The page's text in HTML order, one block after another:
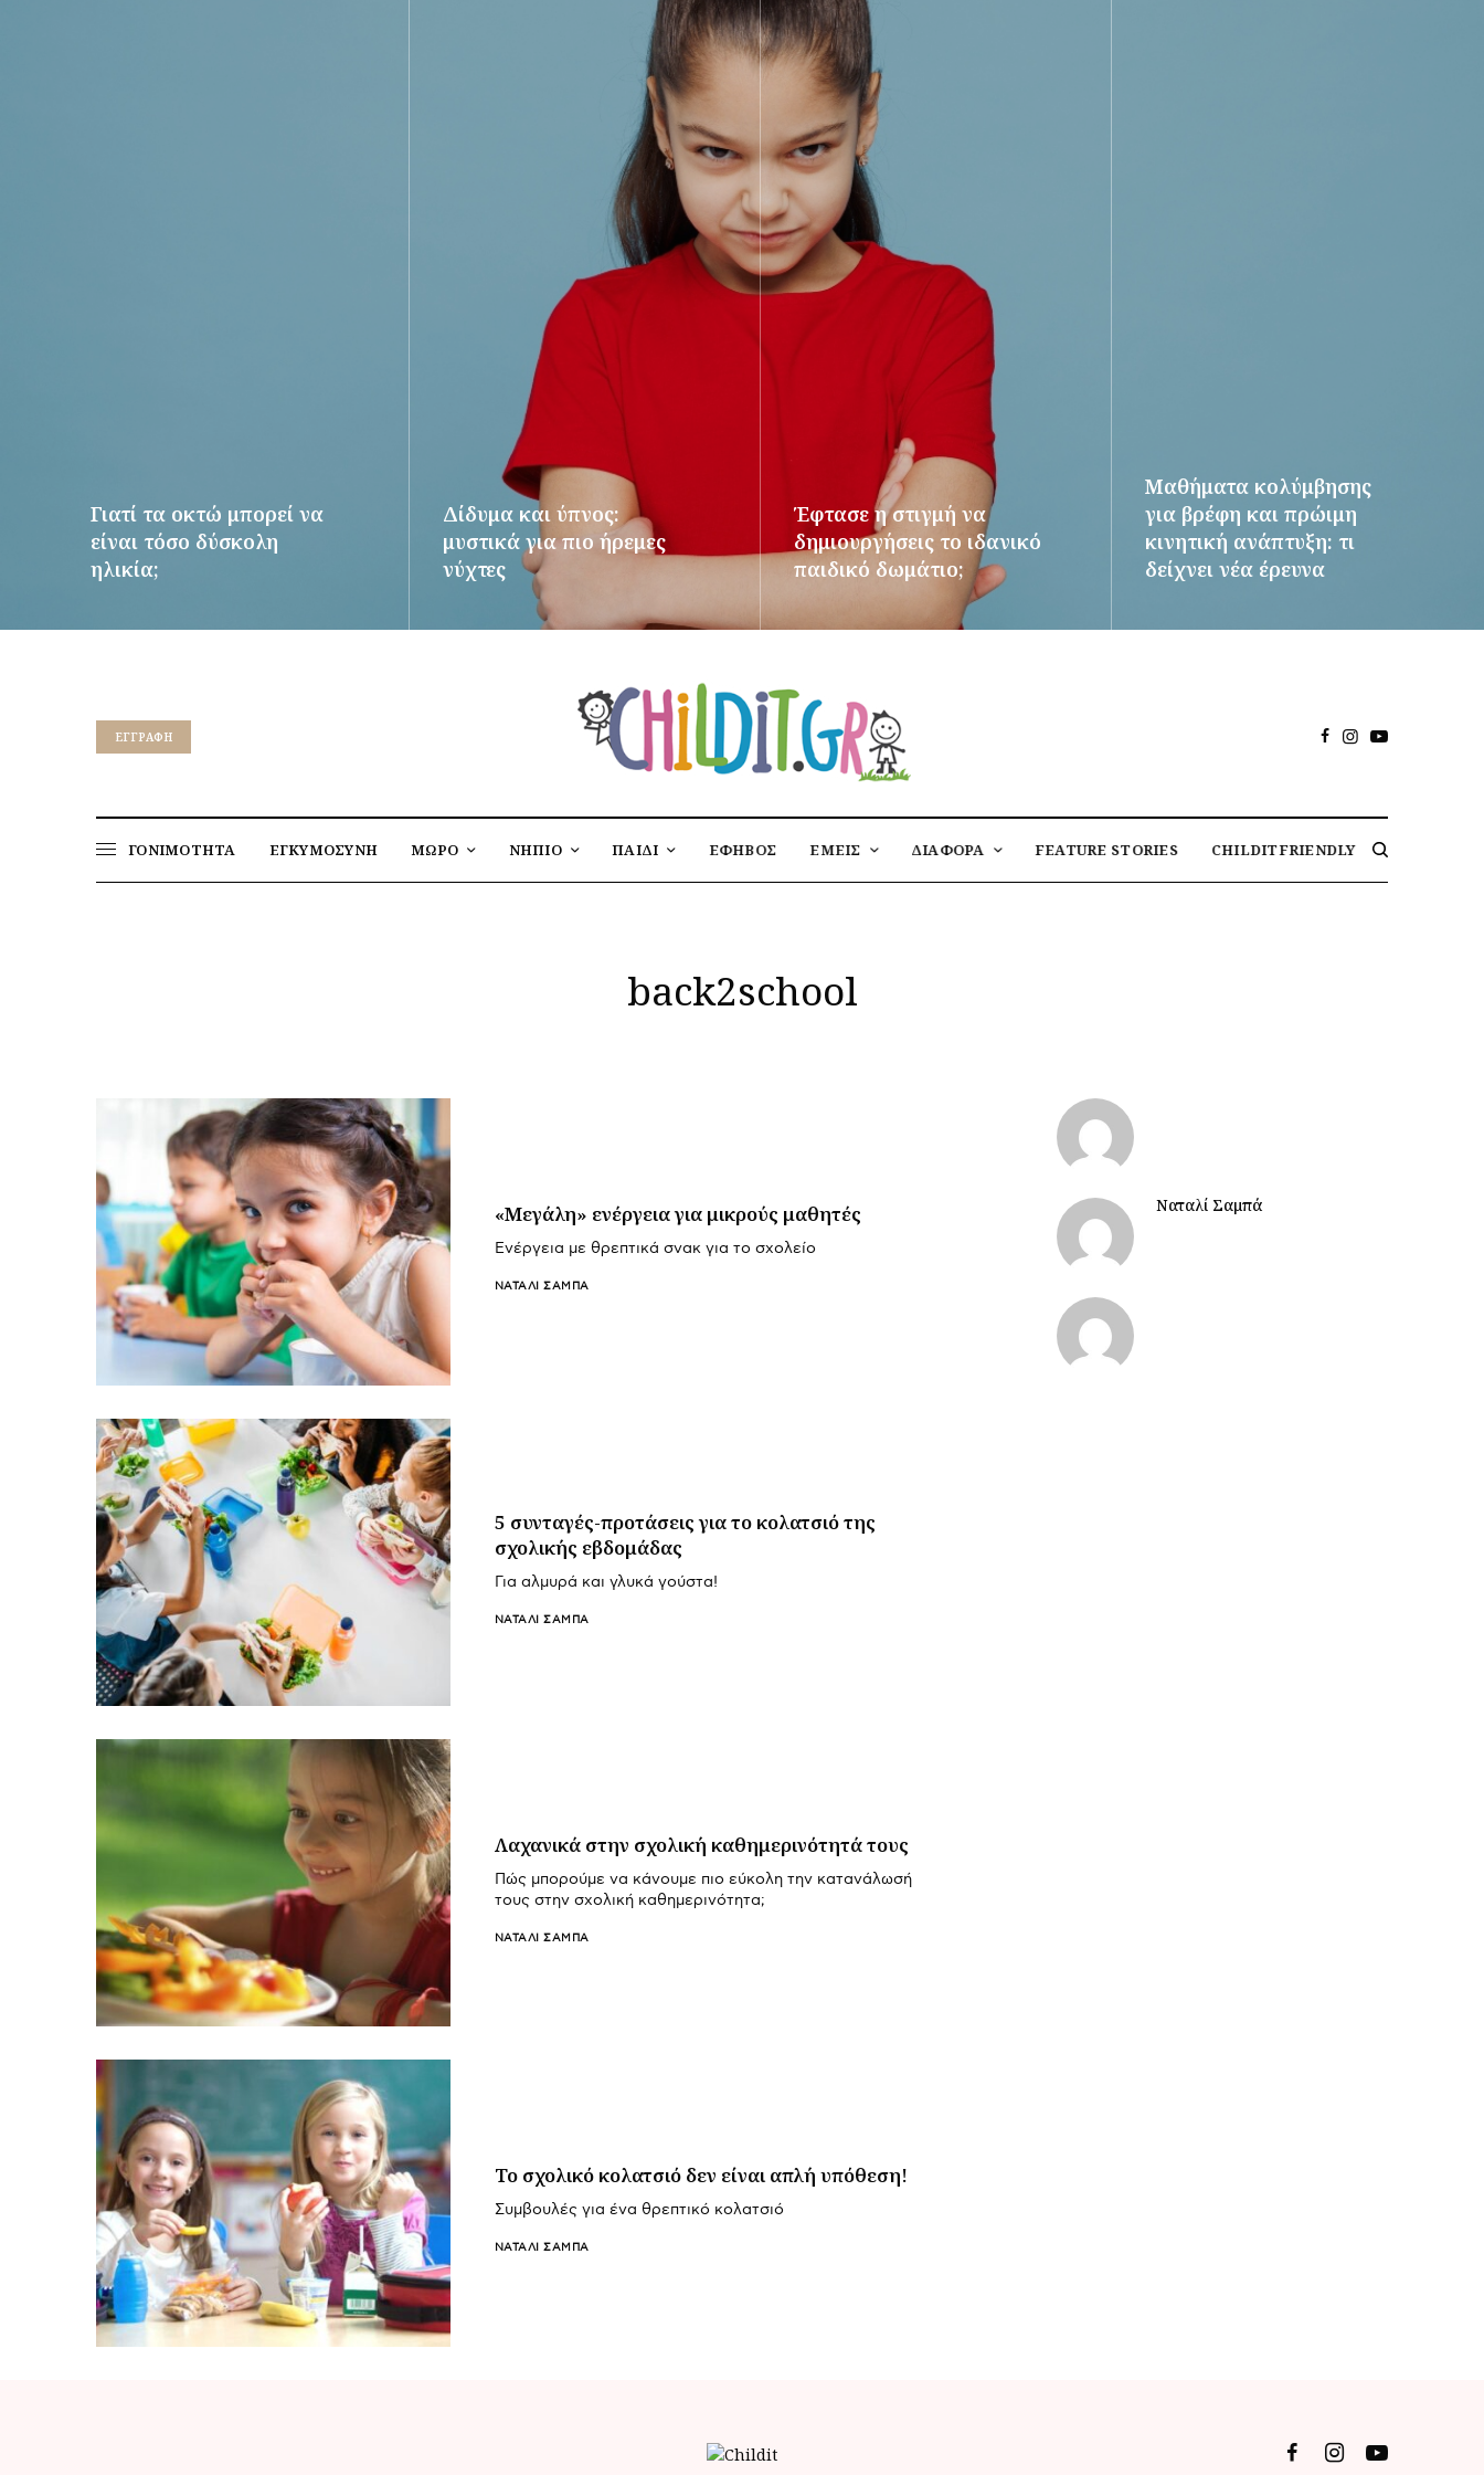
Γιατί τα οκτώ μπορεί να
είναι τόσο δύσκολη
ηλικία;
Δίδυμα και ύπνος:
μυστικά για πιο ήρεμες
νύχτες
Έφτασε η στιγμή να
δημιουργήσεις το ιδανικό
παιδικό δωμάτιο;
Μαθήματα κολύμβησης
για βρέφη και πρώιμη
κινητική ανάπτυξη: τι
δείχνει νέα έρευνα
EΓΓΡΑΦΉ
ΓΟΝΙΜΟΤΗΤΑ ΕΓΚΥΜΟΣΥΝΗ ΜΩΡΟ ΝΗΠΙΟ ΠΑΙΔΙ ΕΦΗΒΟΣ ΕΜΕΙΣ ΔΙΑΦΟΡΑ FEATURE STORIES CHILDITFRIENDLY
back2school
«Μεγάλη» ενέργεια για μικρούς μαθητές
Ενέργεια με θρεπτικά σνακ για το σχολείο
ΝΑΤΑΛΊ ΣΑΜΠΆ
5 συνταγές-προτάσεις για το κολατσιό της
σχολικής εβδομάδας
Για αλμυρά και γλυκά γούστα!
ΝΑΤΑΛΊ ΣΑΜΠΆ
Λαχανικά στην σχολική καθημερινότητά τους
Πώς μπορούμε να κάνουμε πιο εύκολη την κατανάλωσή
τους στην σχολική καθημερινότητα;
ΝΑΤΑΛΊ ΣΑΜΠΆ
Το σχολικό κολατσιό δεν είναι απλή υπόθεση!
Συμβουλές για ένα θρεπτικό κολατσιό
ΝΑΤΑΛΊ ΣΑΜΠΆ
Ναταλί Σαμπά